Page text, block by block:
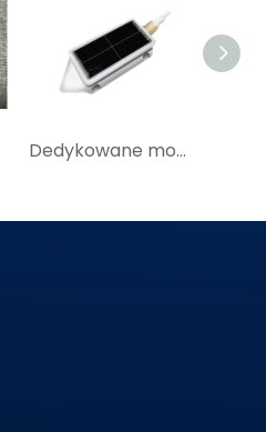
Dedykowane moduły ogniw słonecznych IoT Kup ogniwo słoneczne GaAs z potrójnym złączem w YIM Space